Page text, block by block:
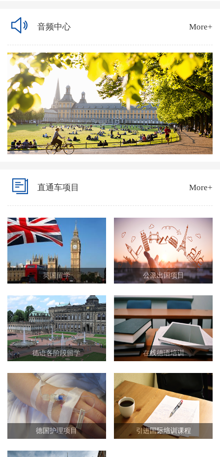
音频中心 More+
直通车项目 More+
英国留学 公派出国项目
德语各阶段留学 在线德语培训
德国护理项目 引进国际培训课程